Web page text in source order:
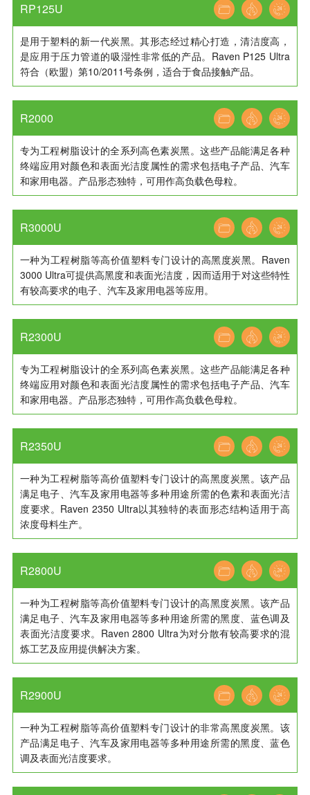
RP125U
是用于塑料的新一代炭黑。其形态经过精心打造，清洁度高，
是应用于压力管道的吸湿性非常低的产品。Raven P125 Ultra
符合（欧盟）第10/2011号条例，适合于食品接触产品。
R2000
专为工程树脂设计的全系列高色素炭黑。这些产品能满足各种
终端应用对颜色和表面光洁度属性的需求包括电子产品、汽车
和家用电器。产品形态独特，可用作高负载色母粒。
R3000U
一种为工程树脂等高价值塑料专门设计的高黑度炭黑。Raven
3000 Ultra可提供高黑度和表面光洁度，因而适用于对这些特性
有较高要求的电子、汽车及家用电器等应用。
R2300U
专为工程树脂设计的全系列高色素炭黑。这些产品能满足各种
终端应用对颜色和表面光洁度属性的需求包括电子产品、汽车
和家用电器。产品形态独特，可用作高负载色母粒。
R2350U
一种为工程树脂等高价值塑料专门设计的高黑度炭黑。该产品
满足电子、汽车及家用电器等多种用途所需的色素和表面光洁
度要求。Raven 2350 Ultra以其独特的表面形态结构适用于高
浓度母料生产。
R2800U
一种为工程树脂等高价值塑料专门设计的高黑度炭黑。该产品
满足电子、汽车及家用电器等多种用途所需的黑度、蓝色调及
表面光洁度要求。Raven 2800 Ultra为对分散有较高要求的混
炼工艺及应用提供解决方案。
R2900U
一种为工程树脂等高价值塑料专门设计的非常高黑度炭黑。该
产品满足电子、汽车及家用电器等多种用途所需的黑度、蓝色
调及表面光洁度要求。